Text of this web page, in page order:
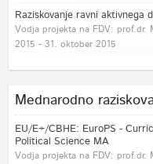
Raziskovanje ravni aktivnega
Vodja projekta na FDV: prof.dr.
2015 - 31. oktober 2015
Mednarodno
EU/E+/CBHE: EuroPS -
Political Science MA
Vodja projekta na FDV: prof.dr.